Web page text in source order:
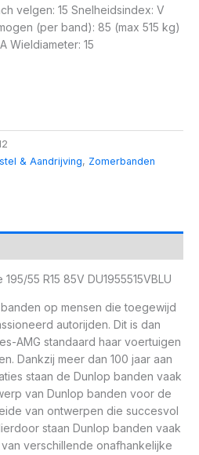
velgen: 15 Snelheidsindex: V
(per band): 85 (max 515 kg)
Wieldiameter: 15
& Aandrijving, Zomerbanden
55 R15 85V DU1955515VBLU
op mensen die toegewijd
autorijden. Dit is dan
AMG standaard haar voertuigen
Dankzij meer dan 100 jaar aan
staan de Dunlop banden vaak
van Dunlop banden voor de
van ontwerpen die succesvol
staan Dunlop banden vaak
verschillende onafhankelijke